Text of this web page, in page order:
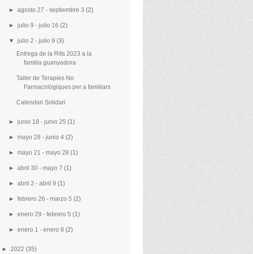
►agosto 27 - septiembre 3(2)
►julio 9 - julio 16(2)
▼julio 2 - julio 9(3)
Entrega de la Rifa 2023 a la
familia guanyadora
Taller de Terapies No
Farmacològiques per a familiars
Calendari Solidari
►junio 18 - junio 25(1)
►mayo 28 - junio 4(2)
►mayo 21 - mayo 28(1)
►abril 30 - mayo 7(1)
►abril 2 - abril 9(1)
►febrero 26 - marzo 5(2)
►enero 29 - febrero 5(1)
►enero 1 - enero 8(2)
► 2022 (35)